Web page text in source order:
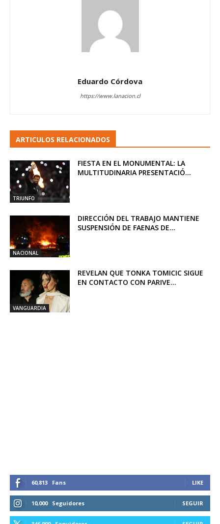
Eduardo Córdova
https://www.lanacion.cl
ARTICULOS RELACIONADOS
TRIUNFO
FIESTA EN EL MONUMENTAL: LA
MULTITUDINARIA PRESENTACIÓ...
NACIONAL
DIRECCIÓN DEL TRABAJO MANTIENE
SUSPENSIÓN DE FAENAS DE...
VANGUARDIA
REVELAN QUE TONKA TOMICIC SIGUE
EN CONTACTO CON PARIVE...
60,813 Fans LIKE
10,000 Seguidores SEGUIR